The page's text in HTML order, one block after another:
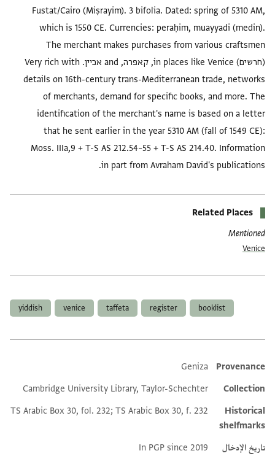
Fustat/Cairo (Miṣrayim). 3 bifolia. Dated: spring of 5310 AM,
which is 1550 CE. Currencies: peraḥim, muayyadi (medin).
The merchant makes purchases from various craftsmen
(חרשים) in places like Venice, קאפרה, and אכיין. Very rich with
details on 16th-century trans-Mediterranean trade, networks
of merchants, demand for specific books, and more. The
identification of the merchant's name is based on a letter
that he sent earlier in the year 5310 AM (fall of 1549 CE):
Moss. IIIa,9 + T-S AS 212.54–55 + T-S AS 214.40. Information
in part from Avraham David's publications.
Related Places
Mentioned
Venice
booklist
register
taffeta
venice
yiddish
Additional metadata
Provenance
Geniza
Collection
Cambridge University Library, Taylor-Schechter
Historical
shelfmarks
TS Arabic Box 30, fol. 232; TS Arabic Box 30, f. 232
تاريخ الإدخال In PGP since 2019